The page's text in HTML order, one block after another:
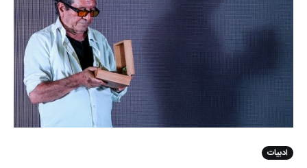
ادبیات